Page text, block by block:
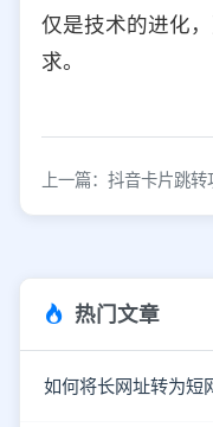
仅是技术的进化
求。
热门文章
如何将长网址转为短